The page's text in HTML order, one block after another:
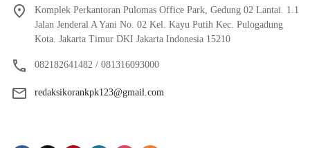
Komplek Perkantoran Pulomas Office Park, Gedung 02 Lantai. 1.1
Jalan Jenderal A Yani No. 02 Kel. Kayu Putih Kec. Pulogadung
Kota. Jakarta Timur DKI Jakarta Indonesia 15210
082182641482 / 081316093000
redaksikorankpk123@gmail.com